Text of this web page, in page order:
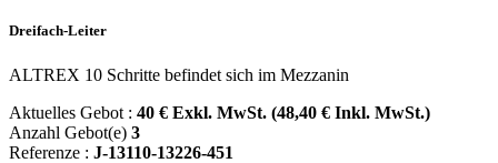
Dreifach-Leiter
ALTREX 10 Schritte befindet sich im Mezzanin
Aktuelles Gebot : 40 € Exkl. MwSt. (48,40 € Inkl. MwSt.)
Anzahl Gebot(e) 3
Referenze : J-13110-13226-451